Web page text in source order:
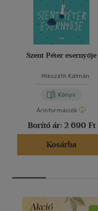
Szent Péter esernyője
Mikszáth Kálmán
Könyv
Árinformációk
Borító ár: 2 690 Ft
Kosárba